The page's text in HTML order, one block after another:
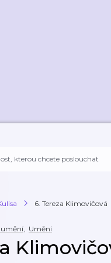
6. Tereza Klimovičová
umění, Umění